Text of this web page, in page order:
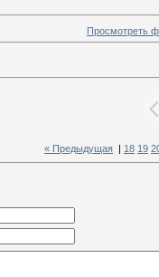
Просмотреть
« Предыдущая 18 19